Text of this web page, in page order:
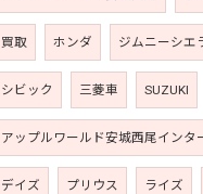
買取 ホンダ ジムニーシエ
シビック 三菱車 SUZUKI
アップルワールド安城西尾インタ
デイズ プリウス ライズ